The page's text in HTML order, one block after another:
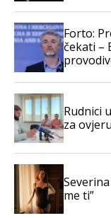
Forto:
čekati –
Rudnici
za
me ti”